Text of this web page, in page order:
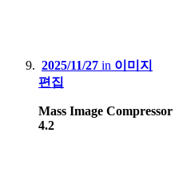
2025/11/27 in 이미지
편집
Mass Image Compressor
4.2